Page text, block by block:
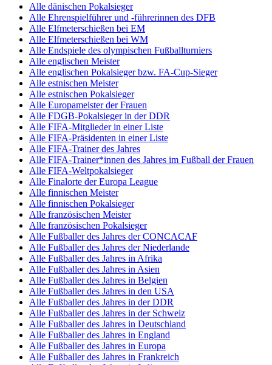
Alle dänischen Pokalsieger
Alle Ehrenspielführer und -führerinnen des DFB
Alle Elfmeterschießen bei EM
Alle Elfmeterschießen bei WM
Alle Endspiele des olympischen Fußballturniers
Alle englischen Meister
Alle englischen Pokalsieger bzw. FA-Cup-Sieger
Alle estnischen Meister
Alle estnischen Pokalsieger
Alle Europameister der Frauen
Alle FDGB-Pokalsieger in der DDR
Alle FIFA-Mitglieder in einer Liste
Alle FIFA-Präsidenten in einer Liste
Alle FIFA-Trainer des Jahres
Alle FIFA-Trainer*innen des Jahres im Fußball der Frauen
Alle FIFA-Weltpokalsieger
Alle Finalorte der Europa League
Alle finnischen Meister
Alle finnischen Pokalsieger
Alle französischen Meister
Alle französischen Pokalsieger
Alle Fußballer des Jahres der CONCACAF
Alle Fußballer des Jahres der Niederlande
Alle Fußballer des Jahres in Afrika
Alle Fußballer des Jahres in Asien
Alle Fußballer des Jahres in Belgien
Alle Fußballer des Jahres in den USA
Alle Fußballer des Jahres in der DDR
Alle Fußballer des Jahres in der Schweiz
Alle Fußballer des Jahres in Deutschland
Alle Fußballer des Jahres in England
Alle Fußballer des Jahres in Europa
Alle Fußballer des Jahres in Frankreich